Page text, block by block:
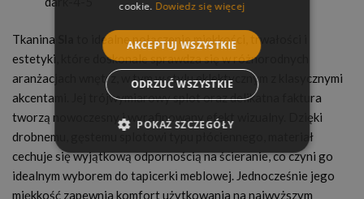
Tkanina
to idealne połączenie miękkości, trwałości i
estetyki, które doskonale sprawdza się w różnorodnych
aranżacjach wnętrz, w tym w stylu eklektycznym z klasycznymi
akcentami. Jej trójwymiarowy splot oraz delikatna faktura
tworzą nowoczesny i wyrafinowany efekt wizualny. Dzięki
drobnemu, gęstemu splotowi typu płóciennego, materiał
cechuje się wyjątkową odpornością na ścieranie, co czyni go
idealnym wyborem do tapicerki meblowej. Jednocześnie jego
miękkość zapewnia komfort użytkowania na najwyższym
cookie. Dowiedz się więcej
AKCEPTUJ WSZYSTKIE
ODRZUĆ WSZYSTKIE
POKAŻ SZCZEGÓŁY